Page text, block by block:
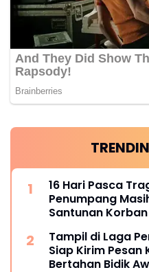
16 Hari Pasca
Santunan
Tampil di Laga
Siap Kirim Pesan
Kemerdekaan
Pimpin Apel Pagi
Stephanus